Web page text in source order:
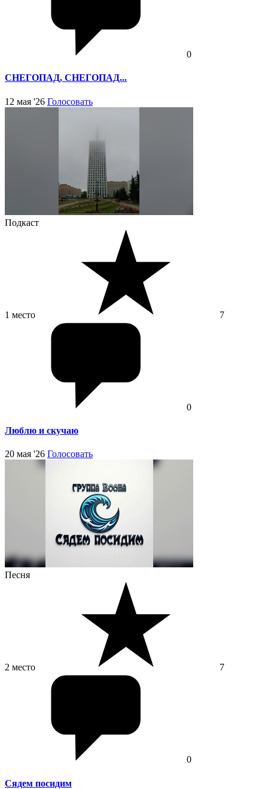
0
СНЕГОПАД, СНЕГОПАД...
12 мая '26 Голосовать
Подкаст
1 место 7
0
Люблю и скучаю
20 мая '26 Голосовать
Песня
2 место 7
0
Сядем посидим